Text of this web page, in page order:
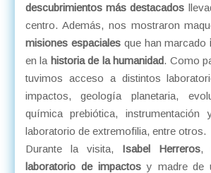
descubrimientos más destacados
centro. Además, nos mostraron
misiones espacialesque han marcado
en la historia de la humanidad. Como
tuvimos acceso a distintos
impactos, geología planetaria,
química prebiótica,
laboratorio de extremofilia, entre otros.
Durante la visita, Isabel Herreros,
laboratorio de impactosy madre de